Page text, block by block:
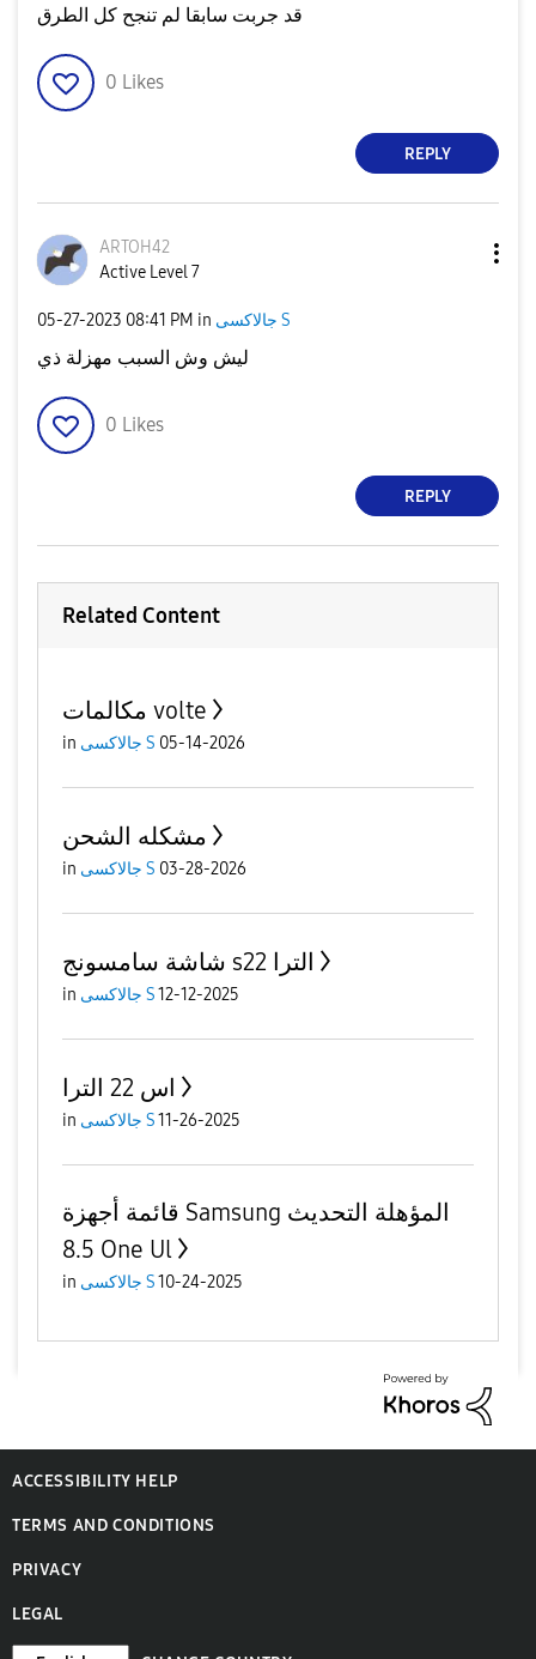
قد جربت سابقا لم تنجح كل الطرق
0 Likes
REPLY
ARTOH42
Active Level 7
‎05-27-2023 08:41 PM in جالاكسى S
ليش وش السبب مهزلة ذي
0 Likes
REPLY
Related Content
مكالمات volte
in جالاكسى S 05-14-2026
مشكله الشحن
in جالاكسى S 03-28-2026
شاشة سامسونج s22 الترا
in جالاكسى S12-12-2025
اس 22 الترا
in جالاكسى S11-26-2025
قائمة أجهزة Samsung المؤهلة التحديث
8.5 One Ul
in جالاكسى S10-24-2025
ACCESSIBILITY HELP
TERMS AND CONDITIONS
PRIVACY
LEGAL